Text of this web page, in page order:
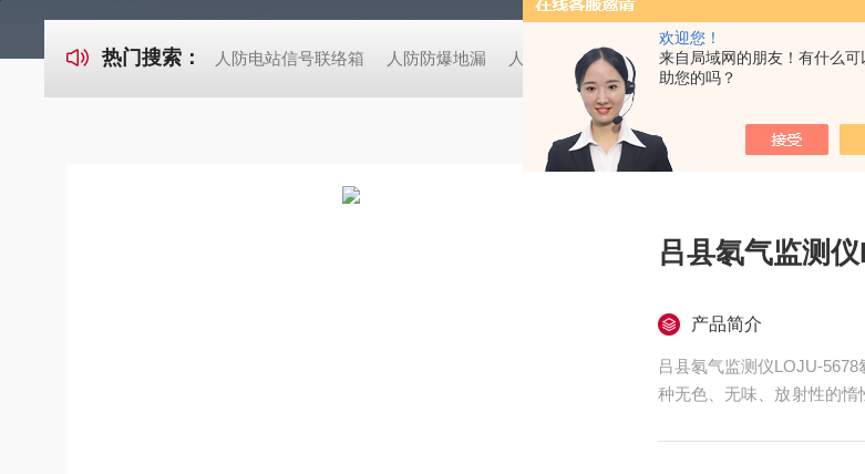
欢迎您！
来自局域网的朋友！有什么可
助您的吗？
热门搜索： 人防电站信号联络箱 人防防爆地漏 人防EPS电源柜 人防电动门控制箱 人防密
吕县氡气监测
产品简介
吕县氡气监测仪LOJU-
种无色、无味、放射性的